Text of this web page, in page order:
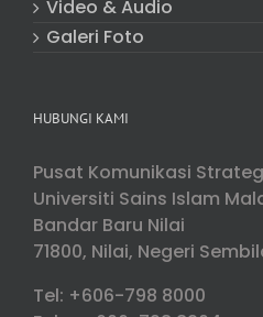
Video & Audio
Galeri Foto
HUBUNGI KAMI
Pusat Komunikasi
Universiti Sains Islam
Bandar Baru Nilai
71800, Nilai, Negeri
Tel: +606-798 8000